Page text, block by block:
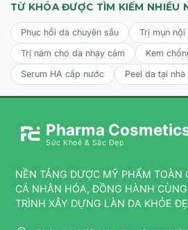
TỪ KHÓA ĐƯỢC TÌM KIẾM NHIỀU
Phục hồi da chuyên sâu
Trị mụn nội
Trị nám cho da nhạy cảm
Kem
Serum HA cấp nước
Peel da tại nhà
Pharma
Sức Khoẻ & Sắc Đẹp
NỀN TẢNG DƯỢC MỸ PHẨM TOÀN
CÁ NHÂN HÓA, ĐỒNG HÀNH
TRÌNH XÂY DỰNG LÀN DA KHỎE